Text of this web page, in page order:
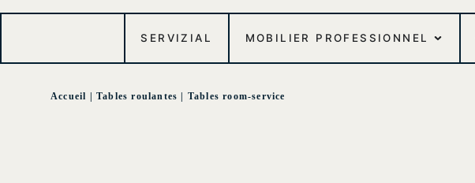
SERVIZIAL MOBILIER PROFESSIONNEL
Accueil |Tables roulantes Tables room-service